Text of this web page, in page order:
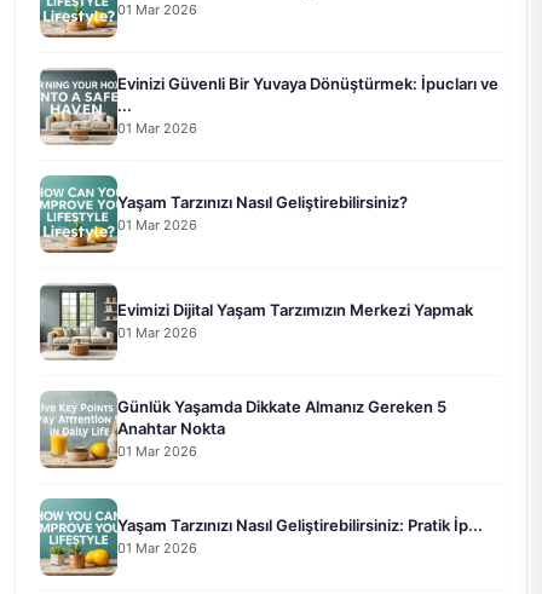
01 Mar 2026
Evinizi Güvenli Bir Yuvaya Dönüştürmek: İpucları ve
...
01 Mar 2026
Yaşam Tarzınızı Nasıl Geliştirebilirsiniz?
01 Mar 2026
Evimizi Dijital Yaşam Tarzımızın Merkezi Yapmak
01 Mar 2026
Günlük Yaşamda Dikkate Almanız Gereken 5
Anahtar Nokta
01 Mar 2026
Yaşam Tarzınızı Nasıl Geliştirebilirsiniz: Pratik İp...
01 Mar 2026